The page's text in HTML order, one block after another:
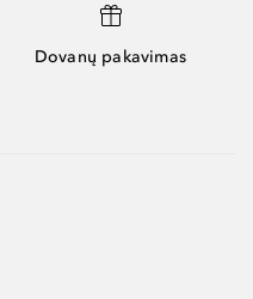
Dovanų pakavimas